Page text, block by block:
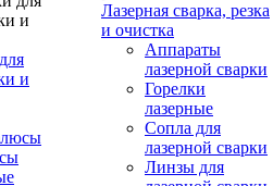
и
Лазерная сварка, резка
и очистка
Аппараты
лазерной сварки
Горелки
лазерные
Сопла для
лазерной сварки
Линзы для